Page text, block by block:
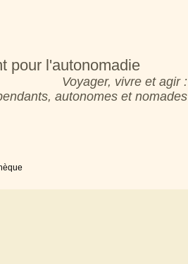
pour l'autonomadie
Voyager, vivre et agir :
autonomes et nomades